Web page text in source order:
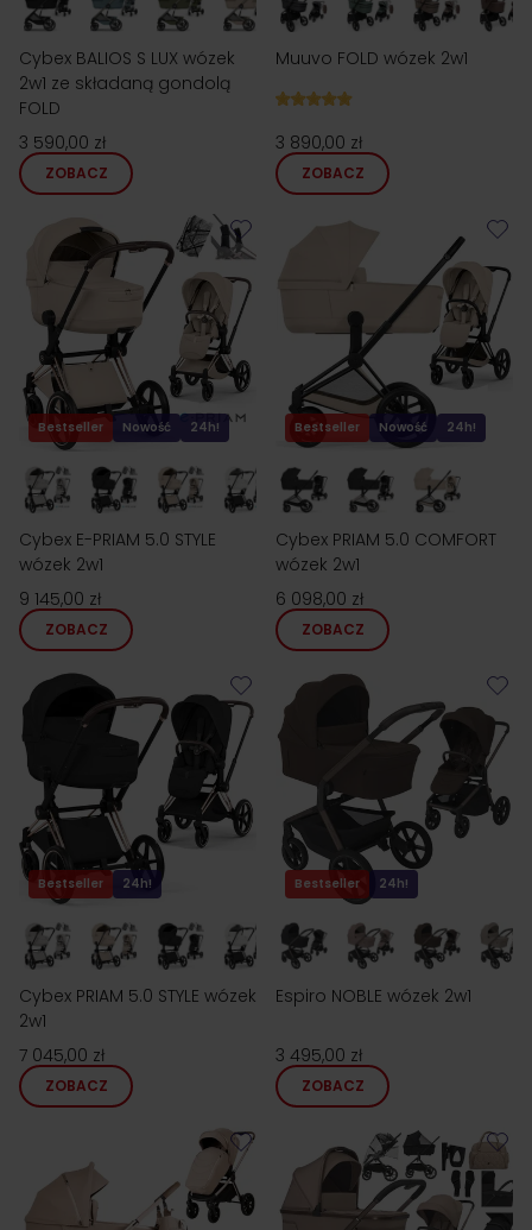
Cybex BALIOS S LUX wózek
2w1 ze składaną gondolą
FOLD
3 590,00 zł
ZOBACZ
Muuvo FOLD wózek 2w1
3 890,00 zł
ZOBACZ
Bestseller Nowość 24h!
Cybex E-PRIAM 5.0 STYLE
wózek 2w1
9 145,00 zł
ZOBACZ
Bestseller Nowość 24h!
Cybex PRIAM 5.0 COMFORT
wózek 2w1
6 098,00 zł
ZOBACZ
Bestseller 24h!
Cybex PRIAM 5.0 STYLE wózek
2w1
7 045,00 zł
ZOBACZ
Bestseller 24h!
Espiro NOBLE wózek 2w1
3 495,00 zł
ZOBACZ